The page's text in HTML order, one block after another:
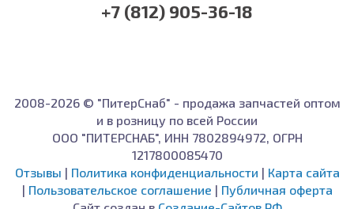
+7 (812) 905-36-18
2008-2026 © "ПитерСнаб" - продажа запчастей оптом
и в розницу по всей России
ООО "ПИТЕРСНАБ", ИНН 7802894972, ОГРН
1217800085470
Отзывы | Политика конфиденциальности | Карта сайта
| Пользовательское соглашение | Публичная оферта